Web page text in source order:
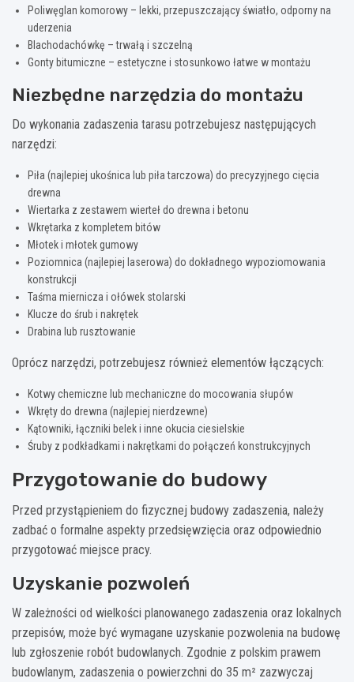
Poliwęglan komorowy – lekki, przepuszczający światło, odporny na
uderzenia
Blachodachówkę – trwałą i szczelną
Gonty bitumiczne – estetyczne i stosunkowo łatwe w montażu
Niezbędne narzędzia do montażu
Do wykonania zadaszenia tarasu potrzebujesz następujących
narzędzi:
Piła (najlepiej ukośnica lub piła tarczowa) do precyzyjnego cięcia
drewna
Wiertarka z zestawem wierteł do drewna i betonu
Wkrętarka z kompletem bitów
Młotek i młotek gumowy
Poziomnica (najlepiej laserowa) do dokładnego wypoziomowania
konstrukcji
Taśma miernicza i ołówek stolarski
Klucze do śrub i nakrętek
Drabina lub rusztowanie
Oprócz narzędzi, potrzebujesz również elementów łączących:
Kotwy chemiczne lub mechaniczne do mocowania słupów
Wkręty do drewna (najlepiej nierdzewne)
Kątowniki, łączniki belek i inne okucia ciesielskie
Śruby z podkładkami i nakrętkami do połączeń konstrukcyjnych
Przygotowanie do budowy
Przed przystąpieniem do fizycznej budowy zadaszenia, należy
zadbać o formalne aspekty przedsięwzięcia oraz odpowiednio
przygotować miejsce pracy.
Uzyskanie pozwoleń
W zależności od wielkości planowanego zadaszenia oraz lokalnych
przepisów, może być wymagane uzyskanie pozwolenia na budowę
lub zgłoszenie robót budowlanych. Zgodnie z polskim prawem
budowlanym, zadaszenia o powierzchni do 35 m² zazwyczaj